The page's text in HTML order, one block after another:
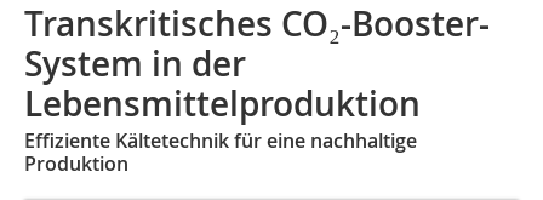
Transkritisches CO₂-Booster-
System in der
Lebensmittelproduktion
Effiziente Kältetechnik für eine nachhaltige
Produktion